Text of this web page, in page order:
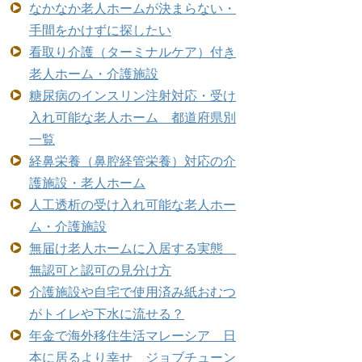
なかなか老人ホームが決まらない・
手間をかけずに探したい
看取り介護（ターミナルケア）付き
老人ホーム・介護施設
糖尿病のインスリン注射対応・受け
入れ可能な老人ホーム 都道府県別
一覧
経鼻栄養（鼻腔経管栄養）対応の介
護施設・老人ホーム
人工透析の受け入れ可能な老人ホー
ム・介護施設
無届け老人ホームに入居する実態
無認可と認可の見分け方
介護施設や自宅で使用済み紙おむつ
がトイレや下水に流せる？
年金で海外移住生活マレーシア 日
本に居るより幸せ ジョブチューン